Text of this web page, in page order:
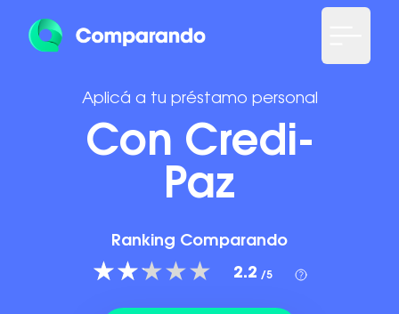
Aplicá a tu préstamo personal
Con Credi-
Paz
Ranking Comparando
2.2 /5